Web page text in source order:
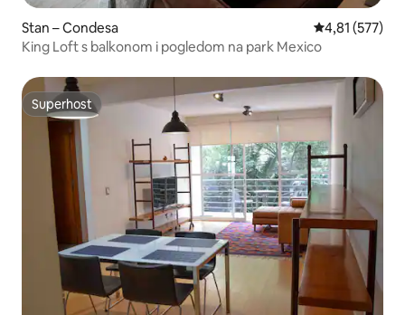
Stan – Condesa Prosječna
4,81 (577)
King Loft s balkonom i pogledom na park Mexico
Superhost
Superhost